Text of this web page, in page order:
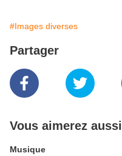
#Images diverses
Partager
Vous aimerez aussi
Musique